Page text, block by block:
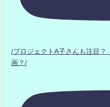
/プロジェクトA子さんも注目
画？/